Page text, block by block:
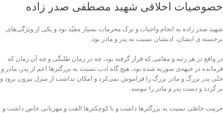
خصوصیات اخلاقی شهید مصطفی صدر زاده
شهید صدر زاده به انجام واجبات و ترک محرمات بسیار مقیّد بود و یکی از ویژگی‌های
برجسته ‌ی ایشان، ادبشان نسبت به پدر و مادر بود.
در واقع در هر رتبه و مقامی که قرار گرفته بود، چه در زمان طلبگی و چه آن زمان که
فرمانده در جبهه‌ی سوریه شده بود، هیچ گاه ادب نسبت به بزرگترها اعم از پدر، مادر و
حتّی پدر بزرگ و مادر بزرگ را فراموش نمی‌کرد و امکان نداشت از منزل بیرون برود و
بر گردد و دست پدر و مادر را نبوسد.
حرمت خاصّی نسبت به بزرگترها داشت و با کوچکترها الفت و مهربانی خاص داشت و